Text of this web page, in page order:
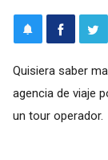
Quisiera saber
agencia de viaje
un tour operador.